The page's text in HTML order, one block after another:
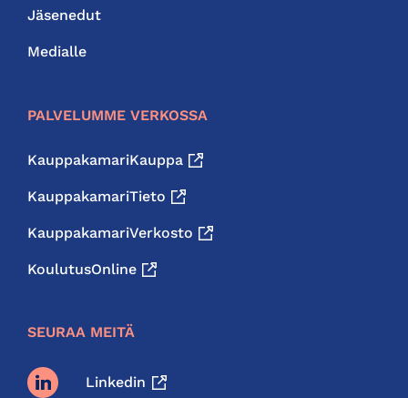
Jäsenedut
Medialle
PALVELUMME VERKOSSA
KauppakamariKauppa
KauppakamariTieto
KauppakamariVerkosto
KoulutusOnline
SEURAA MEITÄ
Linkedin